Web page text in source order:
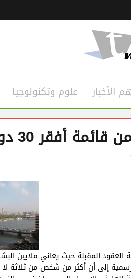
الأخبار علوم وتكنولوجيا
30 دولة فى المياه عالمياً
العقود المقبلة حيث يعاني ملايين
رسمية إلى أن أكثر من شخص من ثلاثة